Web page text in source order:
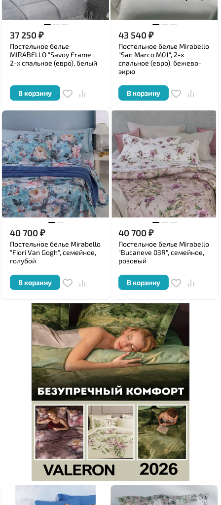
37 250₽
Постельное белье
MIRABELLO "Savoy Frame",
2-х спальное (евро), белый
В корзину
43 540₽
Постельное белье Mirabello
"San Marco М01", 2-х
спальное (евро), бежево-
экрю
В корзину
40 700₽
Постельное белье Mirabello
"Fiori Van Gogh", семейное,
голубой
В корзину
40 700₽
Постельное белье Mirabello
"Bucaneve 03R", семейное,
розовый
В корзину